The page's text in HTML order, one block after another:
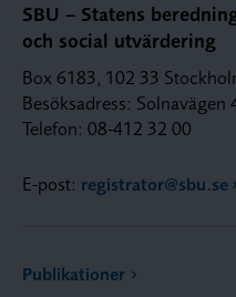
SBU – Statens
och social utvärdering
Box 6183, 102 33
Besöksadress: Solnavägen
Telefon: 08-412 32 00
E-post: registrator@sbu.se
Publikationer